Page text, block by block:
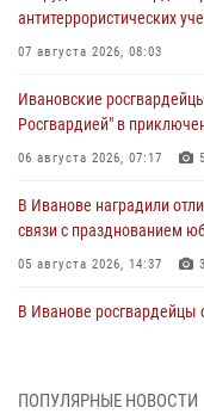
антитеррористических
07 августа 2026, 08:03
Ивановские
Росгвардией" в
06 августа 2026, 07:17 5
В Иванове наградили
связи с празднованием
05 августа 2026, 14:37 3
В Иванове
ПОПУЛЯРНЫЕ НОВОСТИ